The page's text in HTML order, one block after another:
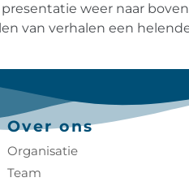
weer naar
van verhalen een
Over ons
Organisatie
Team